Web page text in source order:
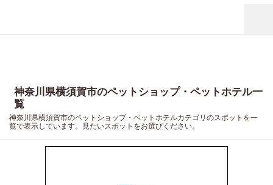
神奈川県横須賀市のペットショップ・ペットホテル一
覧
神奈川県横須賀市のペットショップ・ペットホテルカテゴリのスポットを一
覧で表示しています。見たいスポットをお選びください。